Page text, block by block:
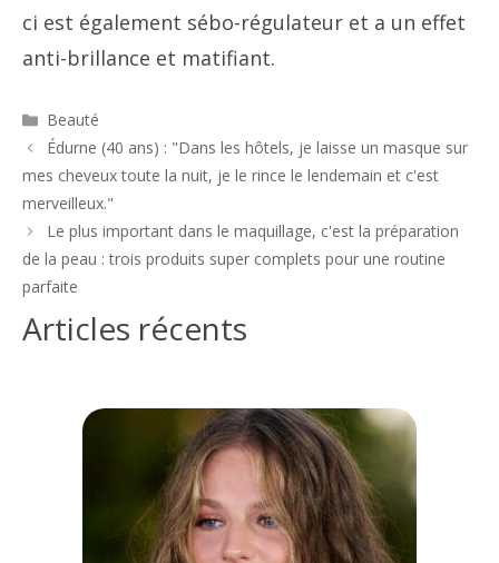
ci est également sébo-régulateur et a un effet
anti-brillance et matifiant.
Catégories
Beauté
Navigation
des
Édurne (40 ans) : "Dans les hôtels, je laisse un masque sur
mes cheveux toute la nuit, je le rince le lendemain et c'est
merveilleux."
Le plus important dans le maquillage, c'est la préparation
de la peau : trois produits super complets pour une routine
parfaite
Articles récents